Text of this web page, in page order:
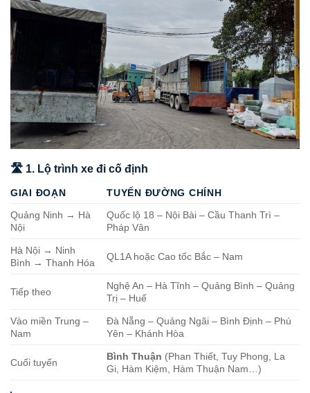
🛣️ 1. Lộ trình xe đi cố định
GIAI ĐOẠN
TUYẾN ĐƯỜNG CHÍNH
Quảng Ninh → Hà
Nội
Quốc lộ 18 – Nội Bài – Cầu Thanh Trì –
Pháp Vân
Hà Nội → Ninh
Bình → Thanh Hóa
QL1A hoặc Cao tốc Bắc – Nam
Tiếp theo
Nghệ An – Hà Tĩnh – Quảng Bình – Quảng
Trị – Huế
Vào miền Trung –
Nam
Đà Nẵng – Quảng Ngãi – Bình Định – Phú
Yên – Khánh Hòa
Cuối tuyến
Bình Thuận (Phan Thiết, Tuy Phong, La
Gi, Hàm Kiệm, Hàm Thuận Nam…)